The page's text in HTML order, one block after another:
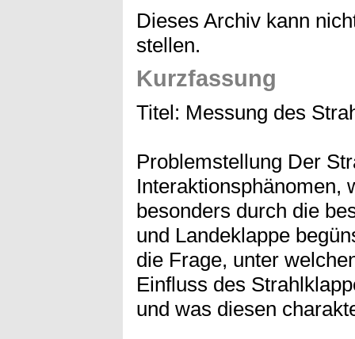
Dieses Archiv kann
stellen.
Kurzfassung
Titel: Messung des
Problemstellung Der
Interaktionsphänomen,
besonders durch die
und Landeklappe
die Frage, unter
Einfluss des
und was diesen